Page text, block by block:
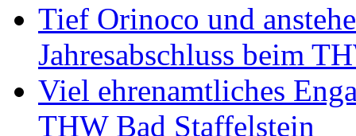
Tief Orinoco und
Jahresabschluss beim
Viel ehrenamtliches
THW Bad Staffelstein